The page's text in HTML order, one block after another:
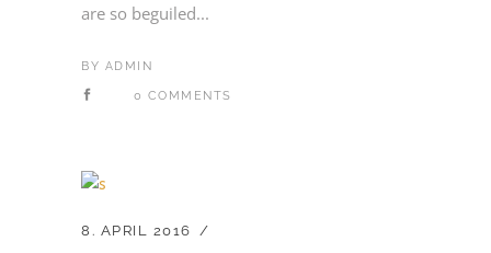
are so beguiled...
BY ADMIN
0 COMMENTS
8. APRIL 2016